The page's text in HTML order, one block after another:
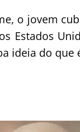
o jovem
Estados
ideia do que